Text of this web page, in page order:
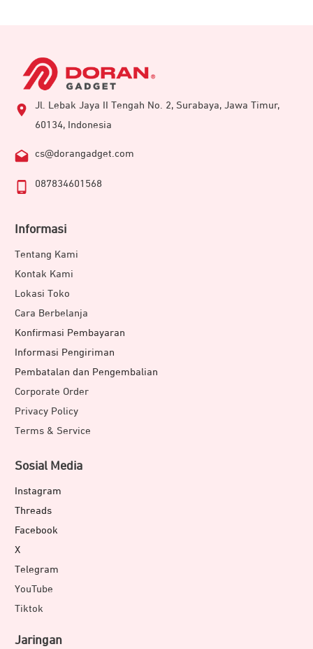
Jl. Lebak Jaya II Tengah No. 2, Surabaya, Jawa Timur,
60134, Indonesia
cs@dorangadget.com
087834601568
Informasi
Tentang Kami
Kontak Kami
Lokasi Toko
Cara Berbelanja
Konfirmasi Pembayaran
Informasi Pengiriman
Pembatalan dan Pengembalian
Corporate Order
Privacy Policy
Terms & Service
Sosial Media
Instagram
Threads
Facebook
X
Telegram
YouTube
Tiktok
Jaringan